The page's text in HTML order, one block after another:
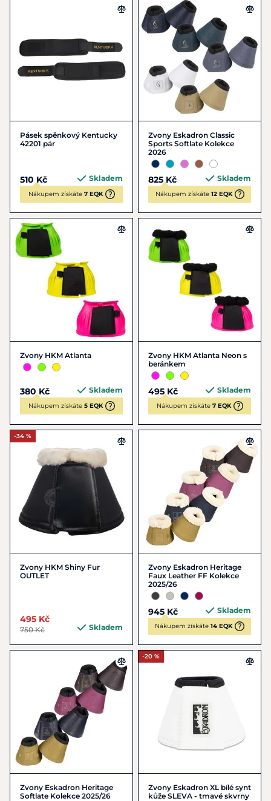
Pásek spěnkový Kentucky
42201 pár
510 Kč Skladem
Nákupem získáte 7 EQK
Zvony Eskadron Classic
Sports Softlate Kolekce
2026
825 Kč Skladem
Nákupem získáte 12 EQK
Zvony HKM Atlanta
380 Kč Skladem
Nákupem získáte 5 EQK
Zvony HKM Atlanta Neon s
beránkem
495 Kč Skladem
Nákupem získáte 7 EQK
-34 %
Zvony HKM Shiny Fur
OUTLET
495 Kč
750 Kč Skladem
Zvony Eskadron Heritage
Faux Leather FF Kolekce
2025/26
945 Kč Skladem
Nákupem získáte 14 EQK
Zvony Eskadron Heritage
Softlate Kolekce 2025/26
-20 %
Zvony Eskadron XL bílé synt
kůže SLEVA - tmavé skvrny